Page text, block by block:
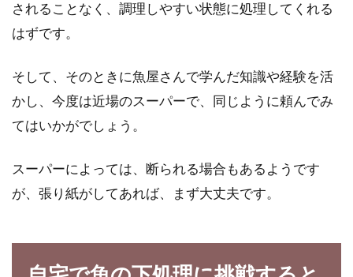
されることなく、調理しやすい状態に処理してくれる
はずです。
そして、そのときに魚屋さんで学んだ知識や経験を活
かし、今度は近場のスーパーで、同じように頼んでみ
てはいかがでしょう。
スーパーによっては、断られる場合もあるようです
が、張り紙がしてあれば、まず大丈夫です。